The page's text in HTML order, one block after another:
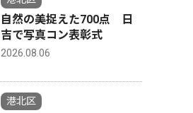
自然の美捉えた700点 日
吉で写真コン表彰式
2026.08.06
港北区